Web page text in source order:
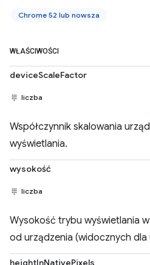
Chrome 52 lub nowsza
WŁAŚCIWOŚCI
deviceScaleFactor
liczba
Współczynnik skalowania
wyświetlania.
wysokość
liczba
Wysokość trybu wyświetlania
od urządzenia (widocznych dla
heightInNativePixels